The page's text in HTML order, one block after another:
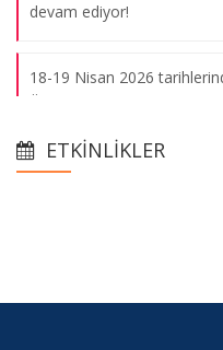
devam ediyor!
18-19 Nisan 2026
Üniversitesi
“COP31 yolunda genç
ETKINLIKLER